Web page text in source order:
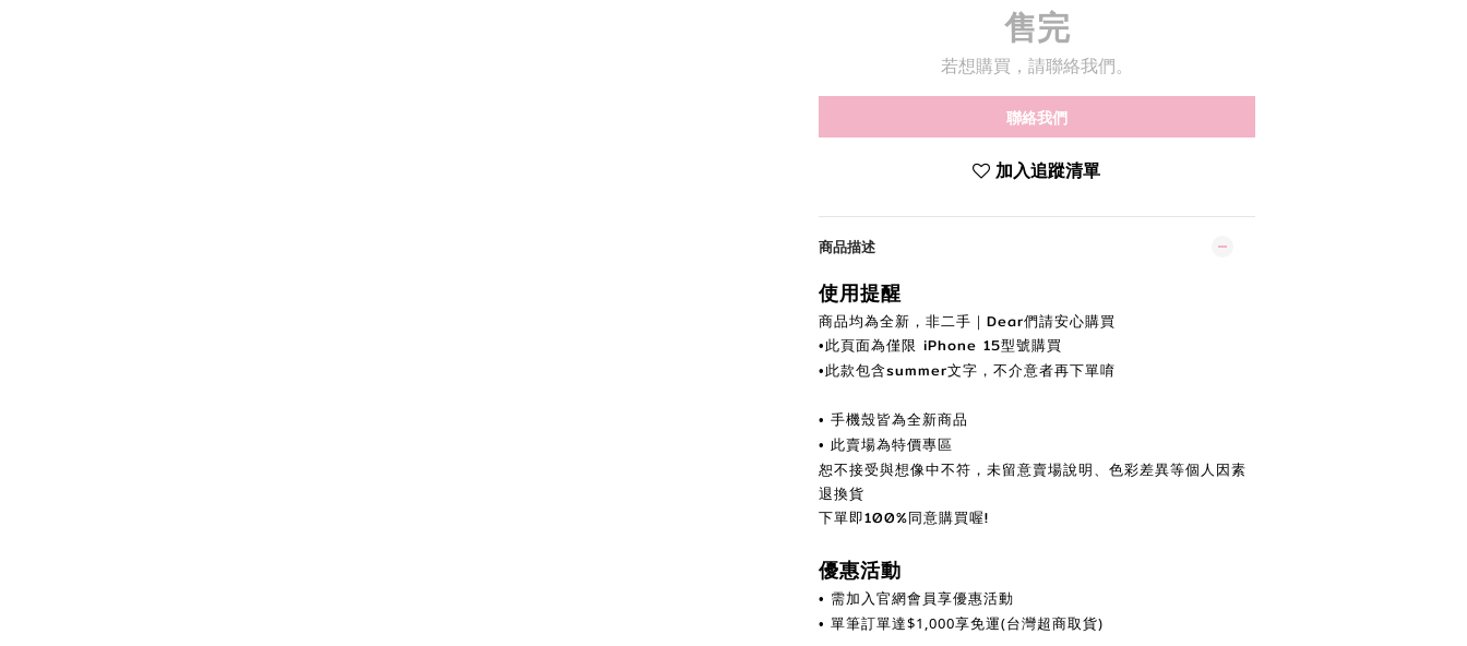
售完
若想購買，請聯絡我們。
聯絡我們
加入追蹤清單
商品描述
使用提醒
商品均為全新，非二手｜Dear們請安心購買
•此頁面為僅限 iPhone 15型號購買
•此款包含summer文字，不介意者再下單唷
• 手機殼皆為全新商品
• 此賣場為特價專區
恕不接受與想像中不符，未留意賣場說明、色彩差異等個人因素
退換貨
下單即100%同意購買喔!
優惠活動
• 需加入官網會員享優惠活動
• 單筆訂單達$1,000享免運(台灣超商取貨)